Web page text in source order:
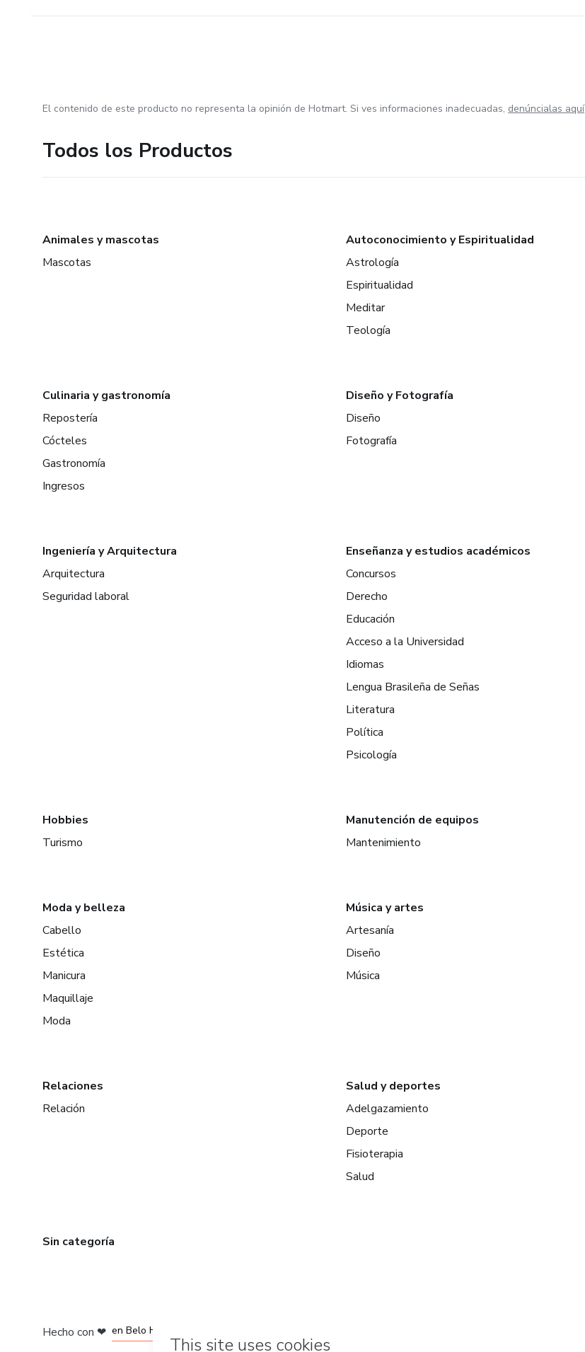
El contenido de este producto no representa la opinión de Hotmart. Si ves informaciones inadecuadas, denúncialas aquí
Todos los Productos
Animales y mascotas
Mascotas
Autoconocimiento y Espiritualidad
Astrología
Espiritualidad
Meditar
Teología
Culinaria y gastronomía
Repostería
Cócteles
Gastronomía
Ingresos
Diseño y Fotografía
Diseño
Fotografía
Ingeniería y Arquitectura
Arquitectura
Seguridad laboral
Enseñanza y estudios académicos
Concursos
Derecho
Educación
Acceso a la Universidad
Idiomas
Lengua Brasileña de Señas
Literatura
Política
Psicología
Hobbies
Turismo
Manutención de equipos
Mantenimiento
Moda y belleza
Cabello
Estética
Manicura
Maquillaje
Moda
Música y artes
Artesanía
Diseño
Música
Relaciones
Relación
Salud y deportes
Adelgazamiento
Deporte
Fisioterapia
Salud
Sin categoría
Hecho con ❤ en Belo Horizonte